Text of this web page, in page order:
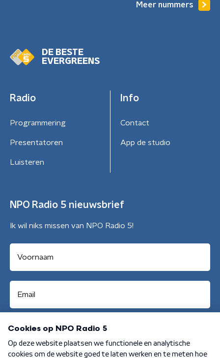
Meer nummers
DE BESTE
EVERGREENS
Radio
Programmering
Presentatoren
Luisteren
Info
Contact
App de studio
NPO Radio 5 nieuwsbrief
Ik wil niks missen van NPO Radio 5!
Aanmelden